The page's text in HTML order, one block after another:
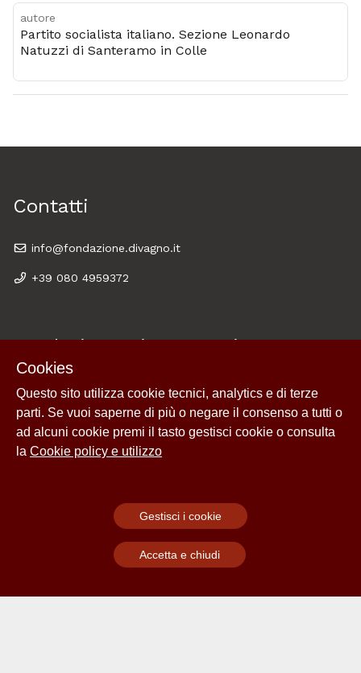
autore
Partito socialista italiano. Sezione Leonardo
Natuzzi di Santeramo in Colle
Contatti
info@fondazione.divagno.it
+39 080 4959372
Fondazione Giuseppe Di Vagno
(1889-1921)
Via San Benedetto, 18
70014 Conversano (Bari)
Cookies
Questo sito utilizza cookie tecnici, analytics e di terze
parti. Se vuoi saperne di più o negare il consenso a tutti o
ad alcuni cookie premi il tasto gestisci cookie o consulta
la Cookie policy e utilizzo
Gestisci i cookie
Accetta e chiudi